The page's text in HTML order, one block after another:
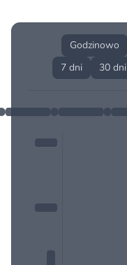
Godzinowo
7 dni
30 dni